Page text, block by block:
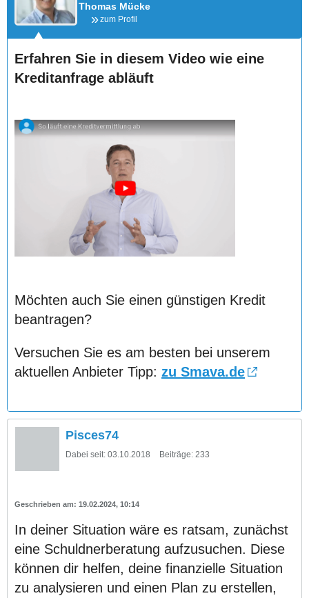
Thomas Mücke
zum Profil
Erfahren Sie in diesem Video wie eine
Kreditanfrage abläuft
Möchten auch Sie einen günstigen Kredit
beantragen?
Versuchen Sie es am besten bei unserem
aktuellen Anbieter Tipp: zu Smava.de
Pisces74
Dabei seit: 03.10.2018 Beiträge: 233
19.02.2024, 10:14
In deiner Situation wäre es ratsam, zunächst
eine Schuldnerberatung aufzusuchen. Diese
können dir helfen, deine finanzielle Situation
zu analysieren und einen Plan zu erstellen,